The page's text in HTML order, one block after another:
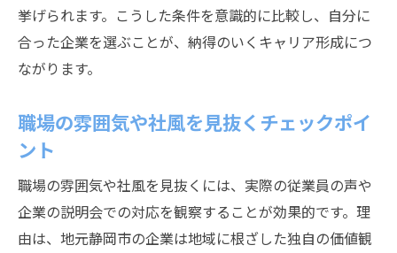
挙げられます。こうした条件を意識的に比較し、自分に
合った企業を選ぶことが、納得のいくキャリア形成につ
ながります。
職場の雰囲気や社風を見抜くチェックポイ
ント
職場の雰囲気や社風を見抜くには、実際の従業員の声や
企業の説明会での対応を観察することが効果的です。理
由は、地元静岡市の企業は地域に根ざした独自の価値観